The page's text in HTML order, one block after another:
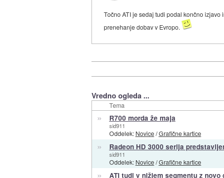
Točno ATI je sedaj tudi podal končno
prenehanje dobav v Evropo.
Vredno ogleda ...
Tema
» R700 morda že maja
sid911
Oddelek: Novice/Grafične kartice
» Radeon HD 3000 serija
sid911
Oddelek: Novice/Grafične kartice
» ATI tudi v nižjem segmentu z novo